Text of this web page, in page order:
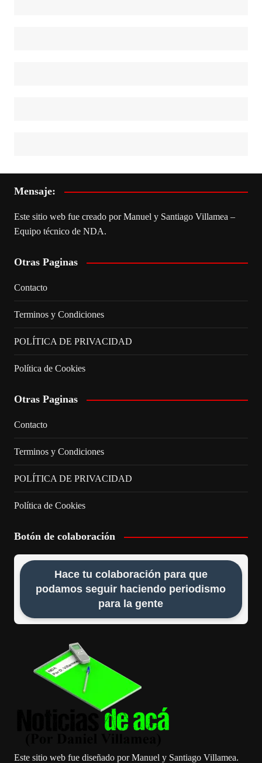
Mensaje:
Este sitio web fue creado por Manuel y Santiago Villamea –
Equipo técnico de NDA.
Otras Paginas
Contacto
Terminos y Condiciones
POLÍTICA DE PRIVACIDAD
Política de Cookies
Otras Paginas
Contacto
Terminos y Condiciones
POLÍTICA DE PRIVACIDAD
Política de Cookies
Botón de colaboración
Hace tu colaboración para que
podamos seguir haciendo periodismo
para la gente
Este sitio web fue diseñado por Manuel y Santiago Villamea.